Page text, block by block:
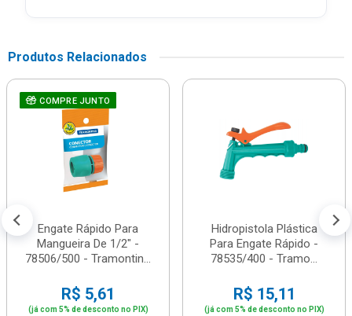
Produtos Relacionados
COMPRE JUNTO
Engate Rápido Para
Mangueira De 1/2" -
78506/500 - Tramontin...
R$ 5,61
(já com 5% de desconto no PIX)
Hidropistola Plástica
Para Engate Rápido -
78535/400 - Tramo...
R$ 15,11
(já com 5% de desconto no PIX)